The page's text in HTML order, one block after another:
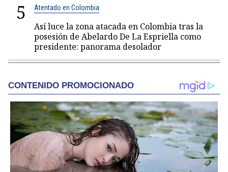
5 Atentado en Colombia
Así luce la zona atacada en Colombia tras la
posesión de Abelardo De La Espriella como
presidente: panorama desolador